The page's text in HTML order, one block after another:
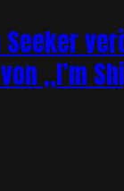
„I’m